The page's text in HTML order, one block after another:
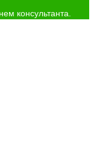
консультанта.